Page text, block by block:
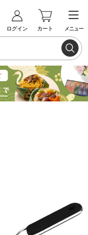
ログイン カート メニュー